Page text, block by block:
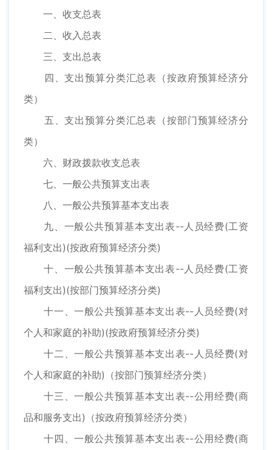
一、收支总表
二、收入总表
三、支出总表
四、支出预算分类汇总表（按政府预算经济分
类）
五、支出预算分类汇总表（按部门预算经济分
类）
六、财政拨款收支总表
七、一般公共预算支出表
八、一般公共预算基本支出表
九、一般公共预算基本支出表--人员经费(工资
福利支出)(按政府预算经济分类)
十、一般公共预算基本支出表--人员经费(工资
福利支出)(按部门预算经济分类)
十一、一般公共预算基本支出表--人员经费(对
个人和家庭的补助)(按政府预算经济分类)
十二、一般公共预算基本支出表--人员经费(对
个人和家庭的补助)（按部门预算经济分类）
十三、一般公共预算基本支出表--公用经费(商
品和服务支出)（按政府预算经济分类）
十四、一般公共预算基本支出表--公用经费(商